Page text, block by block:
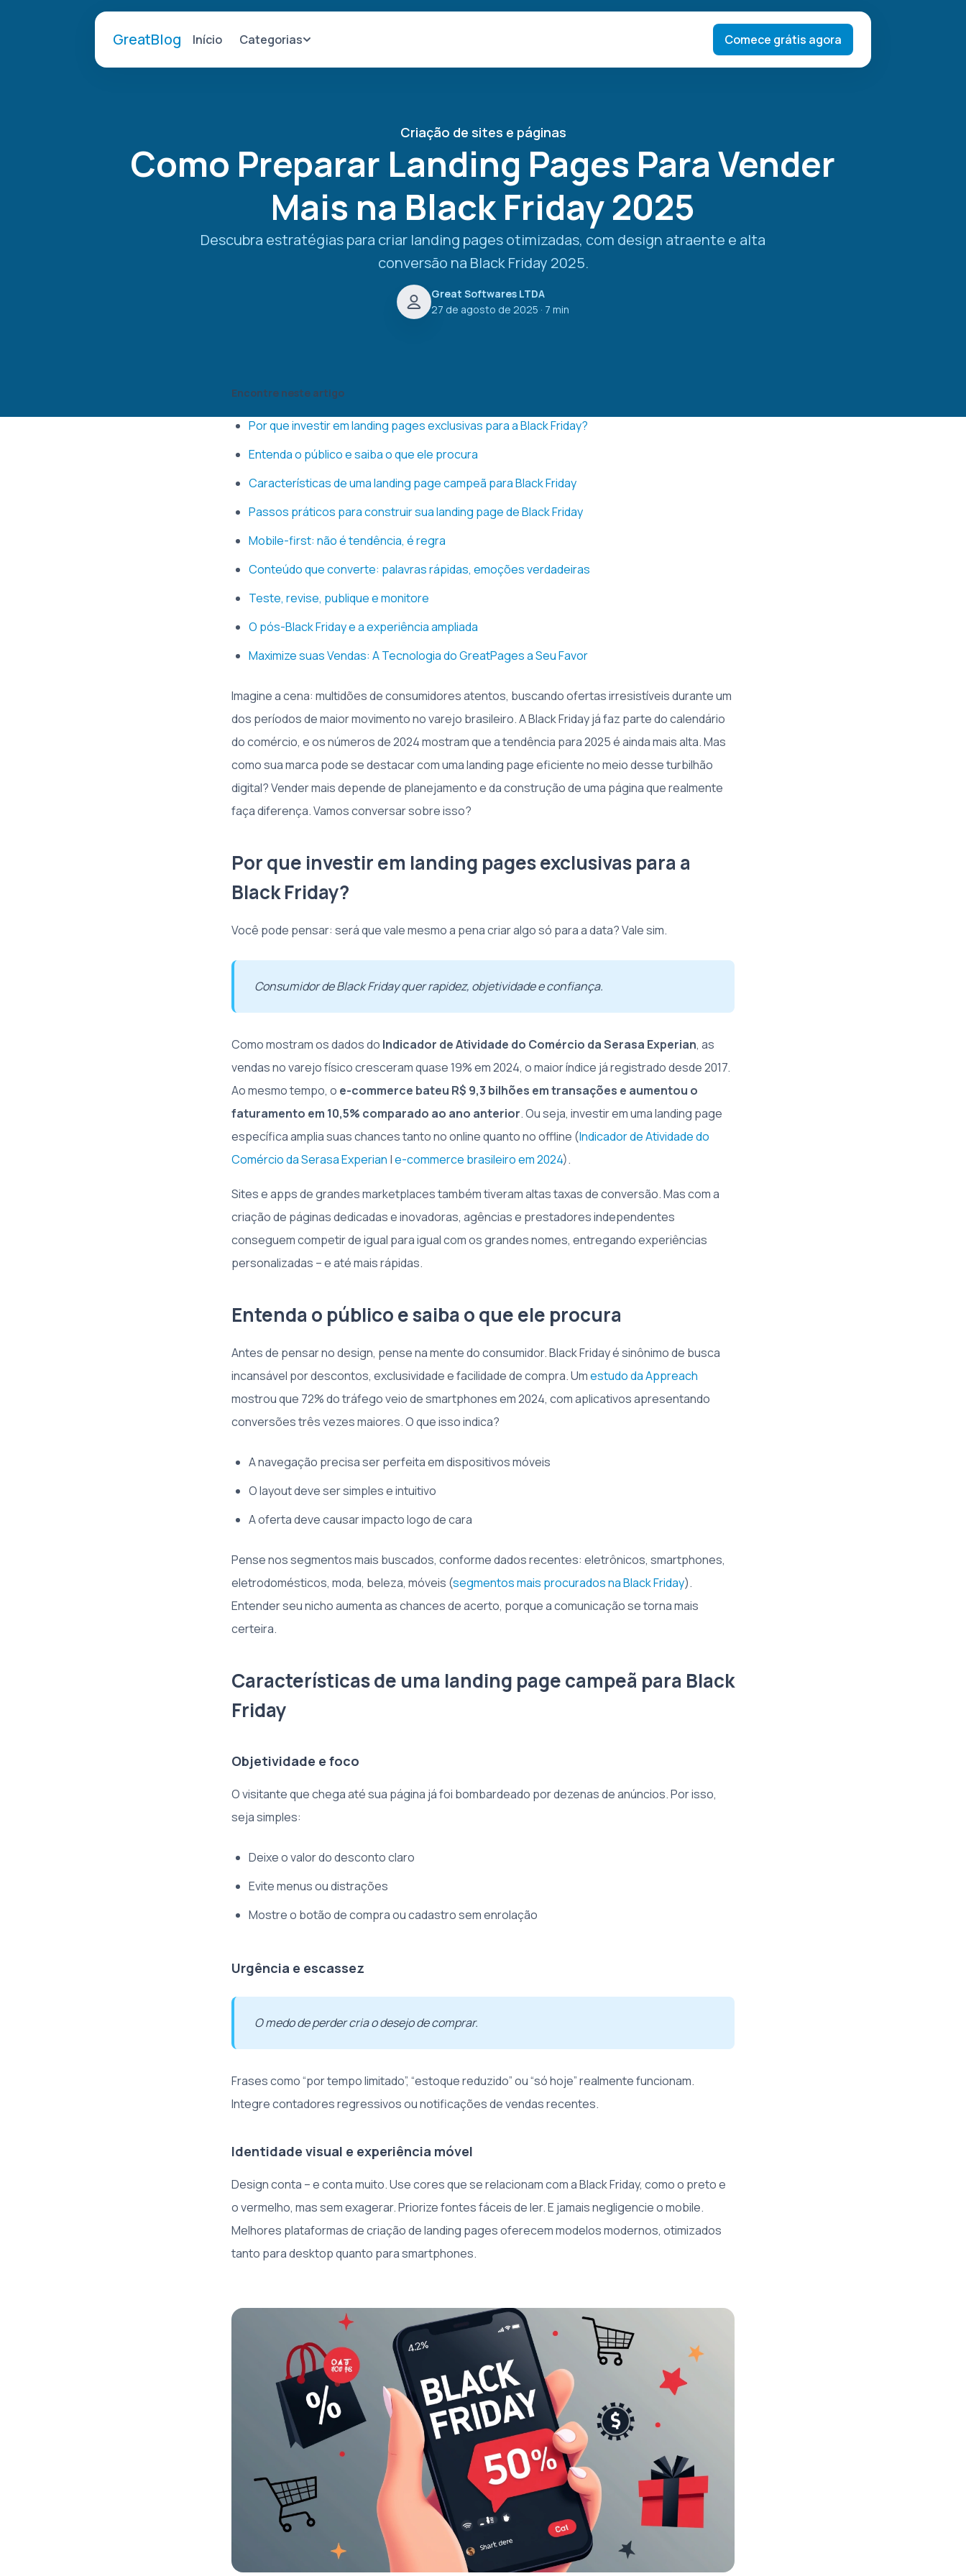
GreatBlog Início Categorias Comece grátis agora
Criação de sites e páginas
Como Preparar Landing Pages Para Vender
Mais na Black Friday 2025
Descubra estratégias para criar landing pages otimizadas, com design atraente e alta
conversão na Black Friday 2025.
Great Softwares LTDA
27 de agosto de 2025 · 7 min
Encontre neste artigo
Por que investir em landing pages exclusivas para a Black Friday?
Entenda o público e saiba o que ele procura
Características de uma landing page campeã para Black Friday
Passos práticos para construir sua landing page de Black Friday
Mobile-first: não é tendência, é regra
Conteúdo que converte: palavras rápidas, emoções verdadeiras
Teste, revise, publique e monitore
O pós-Black Friday e a experiência ampliada
Maximize suas Vendas: A Tecnologia do GreatPages a Seu Favor
Imagine a cena: multidões de consumidores atentos, buscando ofertas irresistíveis durante um
dos períodos de maior movimento no varejo brasileiro. A Black Friday já faz parte do calendário
do comércio, e os números de 2024 mostram que a tendência para 2025 é ainda mais alta. Mas
como sua marca pode se destacar com uma landing page eficiente no meio desse turbilhão
digital? Vender mais depende de planejamento e da construção de uma página que realmente
faça diferença. Vamos conversar sobre isso?
Por que investir em landing pages exclusivas para a
Black Friday?
Você pode pensar: será que vale mesmo a pena criar algo só para a data? Vale sim.
Consumidor de Black Friday quer rapidez, objetividade e confiança.
Como mostram os dados do Indicador de Atividade do Comércio da Serasa Experian, as
vendas no varejo físico cresceram quase 19% em 2024, o maior índice já registrado desde 2017.
Ao mesmo tempo, o e-commerce bateu R$ 9,3 bilhões em transações e aumentou o
faturamento em 10,5% comparado ao ano anterior. Ou seja, investir em uma landing page
específica amplia suas chances tanto no online quanto no offline (Indicador de Atividade do
Comércio da Serasa Experian |e-commerce brasileiro em 2024).
Sites e apps de grandes marketplaces também tiveram altas taxas de conversão. Mas com a
criação de páginas dedicadas e inovadoras, agências e prestadores independentes
conseguem competir de igual para igual com os grandes nomes, entregando experiências
personalizadas – e até mais rápidas.
Entenda o público e saiba o que ele procura
Antes de pensar no design, pense na mente do consumidor. Black Friday é sinônimo de busca
incansável por descontos, exclusividade e facilidade de compra. Umestudo da Appreach
mostrou que 72% do tráfego veio de smartphones em 2024, com aplicativos apresentando
conversões três vezes maiores. O que isso indica?
A navegação precisa ser perfeita em dispositivos móveis
O layout deve ser simples e intuitivo
A oferta deve causar impacto logo de cara
Pense nos segmentos mais buscados, conforme dados recentes: eletrônicos, smartphones,
eletrodomésticos, moda, beleza, móveis (segmentos mais procurados na Black Friday).
Entender seu nicho aumenta as chances de acerto, porque a comunicação se torna mais
certeira.
Características de uma landing page campeã para Black
Friday
Objetividade e foco
O visitante que chega até sua página já foi bombardeado por dezenas de anúncios. Por isso,
seja simples:
Deixe o valor do desconto claro
Evite menus ou distrações
Mostre o botão de compra ou cadastro sem enrolação
Urgência e escassez
O medo de perder cria o desejo de comprar.
Frases como “por tempo limitado”, “estoque reduzido” ou “só hoje” realmente funcionam.
Integre contadores regressivos ou notificações de vendas recentes.
Identidade visual e experiência móvel
Design conta – e conta muito. Use cores que se relacionam com a Black Friday, como o preto e
o vermelho, mas sem exagerar. Priorize fontes fáceis de ler. E jamais negligencie o mobile.
Melhores plataformas de criação de landing pages oferecem modelos modernos, otimizados
tanto para desktop quanto para smartphones.